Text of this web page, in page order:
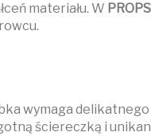
materiału. W PROPS
wymaga
ściereczką i